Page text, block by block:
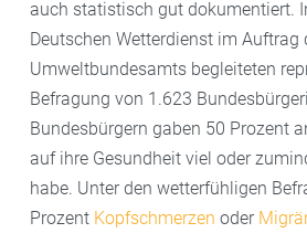
auch statistisch gut dokumentiert.
Deutschen Wetterdienst im Auftrag
Umweltbundesamts begleiteten
Befragung von 1.623
Bundesbürgern gaben 50 Prozent
auf ihre Gesundheit viel oder
habe. Unter den wetterfühligen
Prozent Kopfschmerzen oder